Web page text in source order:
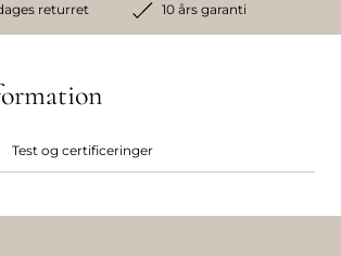
returret 10 års garanti
Test og certificeringer